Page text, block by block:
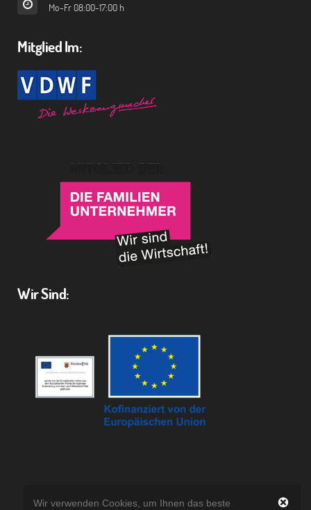
Mo-Fr 08:00-17:00 h
Mitglied Im:
Wir Sind:
Wir verwenden Cookies, um Ihnen das beste